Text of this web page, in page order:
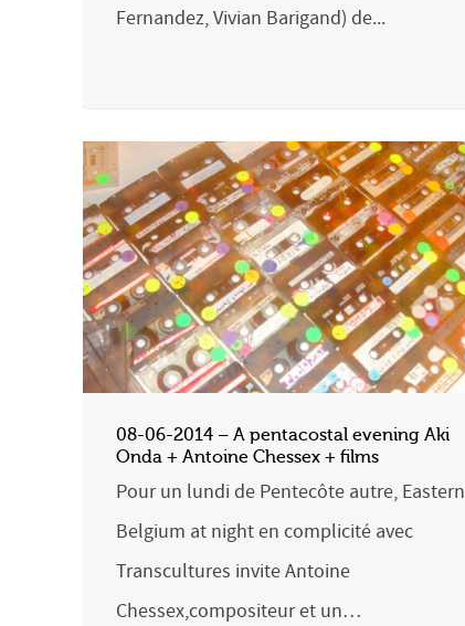
Fernandez, Vivian Barigand) de...
08-06-2014 – A pentacostal evening Aki
Onda + Antoine Chessex + films
Pour un lundi de Pentecôte autre, Eastern
Belgium at night en complicité avec
Transcultures invite Antoine
Chessex,compositeur et un…